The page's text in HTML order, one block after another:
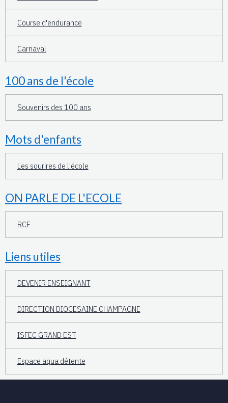
Course d'endurance
Carnaval
100 ans de l'école
Souvenirs des 100 ans
Mots d'enfants
Les sourires de l'école
ON PARLE DE L'ECOLE
RCF
Liens utiles
DEVENIR ENSEIGNANT
DIRECTION DIOCESAINE CHAMPAGNE
ISFEC GRAND EST
Espace aqua détente